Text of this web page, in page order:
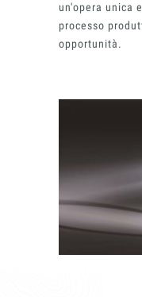
un'opera unica
processo
opportunità.